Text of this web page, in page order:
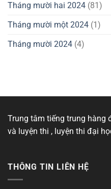
Tháng mười hai 2024 (81)
Tháng mười một 2024 (1)
Tháng mười 2024 (4)
Trung tâm tiếng trung hàng
và luyện thi , luyện thi đại
THÔNG TIN LIÊN HỆ